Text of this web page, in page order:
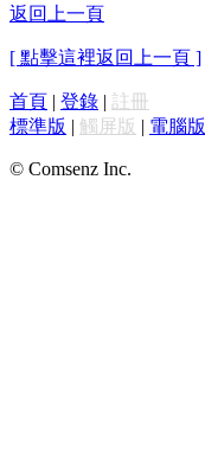
返回上一頁
[ 點擊這裡返回上一頁 ]
首頁 | 登錄 | 註冊
標準版 | 觸屏版 | 電腦版
© Comsenz Inc.